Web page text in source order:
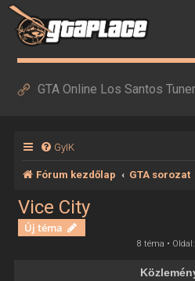
GTA Online Los Santos
GyIK
Fórum kezdőlap GTA sorozat
Vice City
Új téma
8 téma • Oldal: